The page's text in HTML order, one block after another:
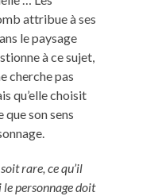
attribue à ses
le paysage
à ce sujet,
cherche pas
qu’elle choisit
que son sens
rare, ce qu’il
le personnage doit